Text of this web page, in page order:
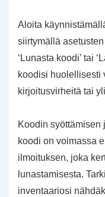
Aloita
siirtymällä
‘Lunasta koodi’ tai
koodisi huolellisesti
kirjoitusvirheitä tai
Koodin syöttämisen
koodi on voimassa
ilmoituksen, joka
lunastamisesta.
inventaariosi